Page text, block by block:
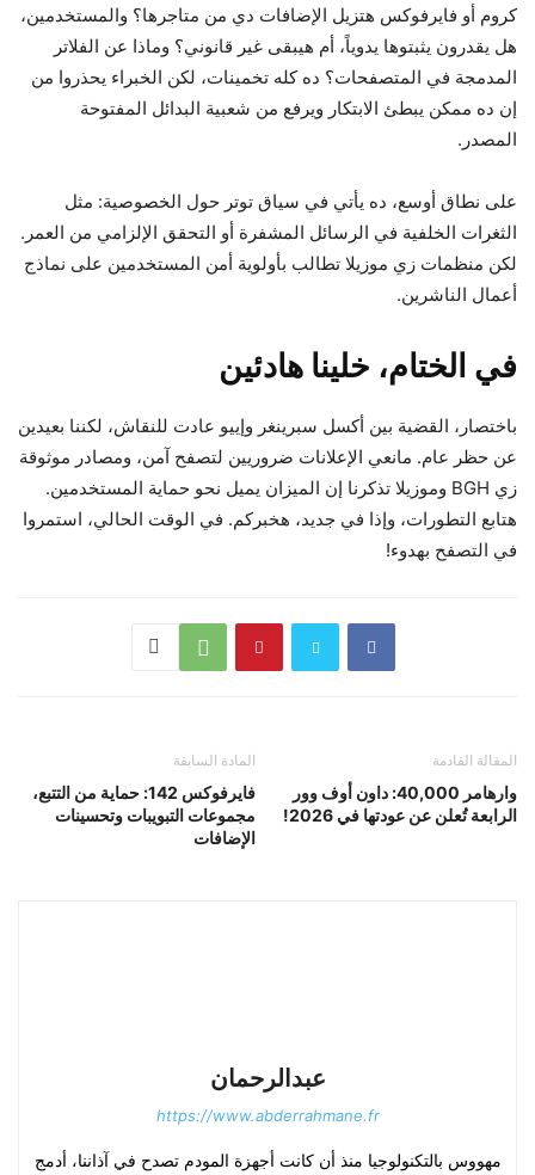
كروم أو فايرفوكس هتزيل الإضافات دي من متاجرها؟ والمستخدمين،
هل يقدرون يثبتوها يدوياً، أم هيبقى غير قانوني؟ وماذا عن الفلاتر
المدمجة في المتصفحات؟ ده كله تخمينات، لكن الخبراء يحذروا من
إن ده ممكن يبطئ الابتكار ويرفع من شعبية البدائل المفتوحة
المصدر.
على نطاق أوسع، ده يأتي في سياق توتر حول الخصوصية: مثل
الثغرات الخلفية في الرسائل المشفرة أو التحقق الإلزامي من العمر.
لكن منظمات زي موزيلا تطالب بأولوية أمن المستخدمين على نماذج
أعمال الناشرين.
في الختام، خلينا هادئين
باختصار، القضية بين أكسل سبرينغر وإييو عادت للنقاش، لكننا بعيدين
عن حظر عام. مانعي الإعلانات ضروريين لتصفح آمن، ومصادر موثوقة
زي BGH وموزيلا تذكرنا إن الميزان يميل نحو حماية المستخدمين.
هتابع التطورات، وإذا في جديد، هخبركم. في الوقت الحالي، استمروا
في التصفح بهدوء!
المادة السابقة
فايرفوكس 142: حماية من التتبع،
مجموعات التبويبات وتحسينات
الإضافات
المقالة القادمة
وارهامر 40,000: داون أوف وور
الرابعة تُعلن عن عودتها في 2026!
عبدالرحمان
https://www.abderrahmane.fr
مهووس بالتكنولوجيا منذ أن كانت أجهزة المودم تصدح في آذاننا، أدمج